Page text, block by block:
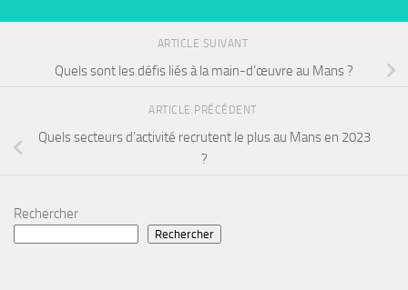
ARTICLE SUIVANT
Quels sont les défis liés à la main-d’œuvre au Mans ?
ARTICLE PRÉCÉDENT
Quels secteurs d’activité recrutent le plus au Mans en 2023
?
Rechercher
Rechercher